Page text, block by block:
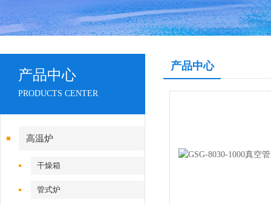
产品中心
PRODUCTS CENTER
高温炉
干燥箱
管式炉
产品中心